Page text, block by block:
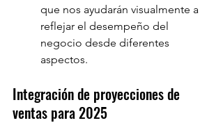
que nos ayudarán visualmente a
reflejar el desempeño del
negocio desde diferentes
aspectos.
Integración de proyecciones de
ventas para 2025